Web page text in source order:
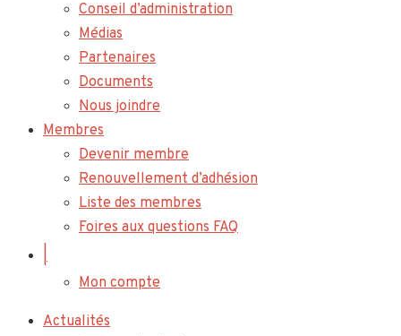
Conseil d’administration
Médias
Partenaires
Documents
Nous joindre
Membres
Devenir membre
Renouvellement d’adhésion
Liste des membres
Foires aux questions FAQ
|
Mon compte
Actualités